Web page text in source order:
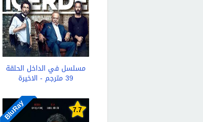
مسلسل في الداخل الحلقة
39 مترجم - الاخيرة
7.7
BluRay